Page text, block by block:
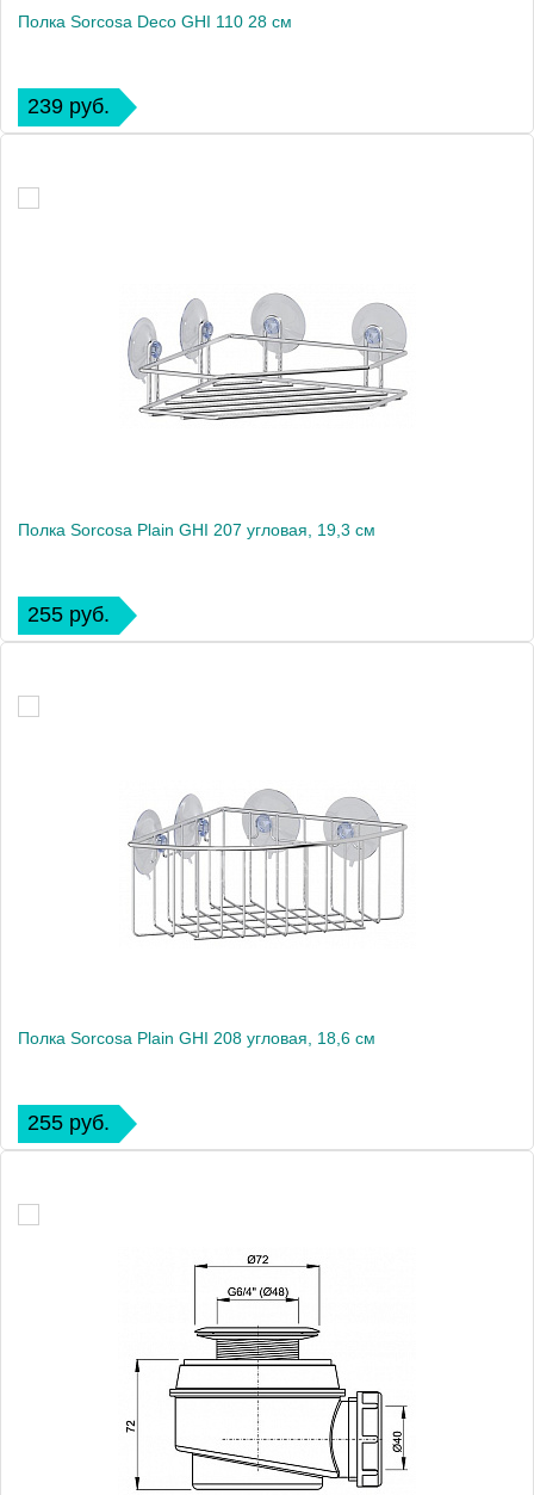
Полка Sorcosa Deco GHI 110 28 см
239 руб.
Полка Sorcosa Plain GHI 207 угловая, 19,3 см
255 руб.
Полка Sorcosa Plain GHI 208 угловая, 18,6 см
255 руб.